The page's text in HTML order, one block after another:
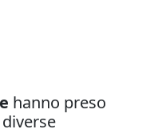
hanno preso